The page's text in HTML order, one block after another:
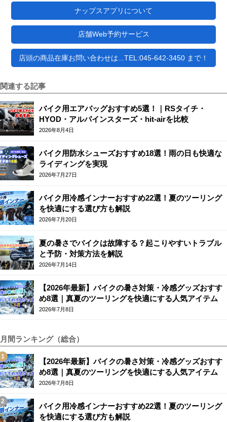
ナップスアプリについて
店舗Web予約サービス
店頭の商品在庫お問い合わせは...TEL:045-642-3450 まで！
関連する記事
バイク用エアバッグおすすめ5選！｜RSタイチ・
HYOD・アルパインスターズ・hit-airを比較
2026年8月4日
バイク用防水シューズおすすめ18選！雨の日も快適な
ライディングを実現
2026年7月27日
バイク用冷感インナーおすすめ22選！夏のツーリング
を快適にする選び方も解説
2026年7月20日
夏の暑さでバイクは故障する？起こりやすいトラブル
と予防・対策方法を解説
2026年7月14日
【2026年最新】バイクの暑さ対策・冷感グッズおすす
め8選｜真夏のツーリングを快適にする人気アイテム
2026年7月8日
月間ランキング（総合）
【2026年最新】バイクの暑さ対策・冷感グッズおすす
め8選｜真夏のツーリングを快適にする人気アイテム
2026年7月8日
バイク用冷感インナーおすすめ22選！夏のツーリング
を快適にする選び方も解説